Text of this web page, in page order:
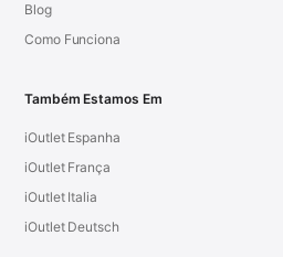
Blog
Como Funciona
Também Estamos Em
iOutlet Espanha
iOutlet França
iOutlet Italia
iOutlet Deutsch